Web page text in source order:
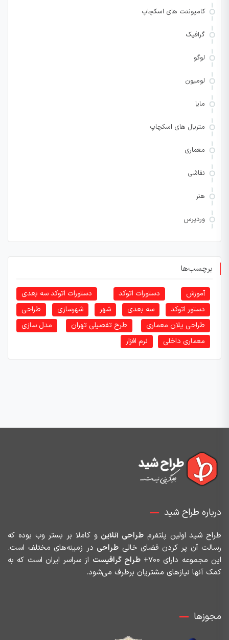
کامپوننت های اسکچاپ
گرافیک
لوگو
لومیون
مایا
متریال های اسکچاپ
معماری
نقاشی
هنر
وردپرس
برچسب‌ها
آموزش دستورات اتوکد
دستورات اتوکد سه بعدی
دستور اتوکد
سه بعدی شهر شهرسازی
طراحی
طراحی پلان معماری
طرح تفصیلی تهران
مدل سازی
معماری داخلی
نرم افزار
درباره طراح شید
طراح شید اولین پلتفرم طراحی آنلاین و کاملا بر بستر وب بوده که
رسالت آن پر کردن فضای خالی طراحی در زمینه‌های مختلف است.
این مجموعه دارای ۷۰۰+
طراح گرافیست از سراسر ایران است که به
کمک آنها نیازهای مشتریان برطرف می‌شود.
مجوزها